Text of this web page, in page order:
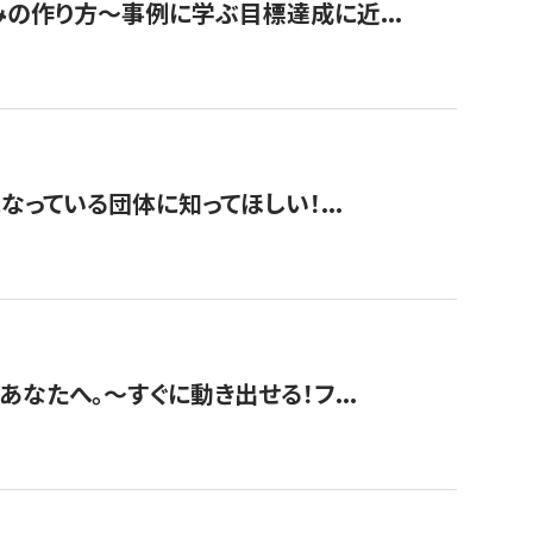
の作り方〜事例に学ぶ目標達成に近...
っている団体に知ってほしい！...
なたへ。〜すぐに動き出せる！フ...